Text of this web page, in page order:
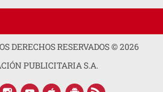
DERECHOS RESERVADOS ©2026
PUBLICITARIA S.A.